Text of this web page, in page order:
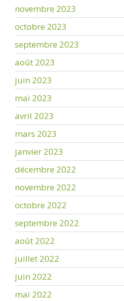
novembre 2023
octobre 2023
septembre 2023
août 2023
juin 2023
mai 2023
avril 2023
mars 2023
janvier 2023
décembre 2022
novembre 2022
octobre 2022
septembre 2022
août 2022
juillet 2022
juin 2022
mai 2022